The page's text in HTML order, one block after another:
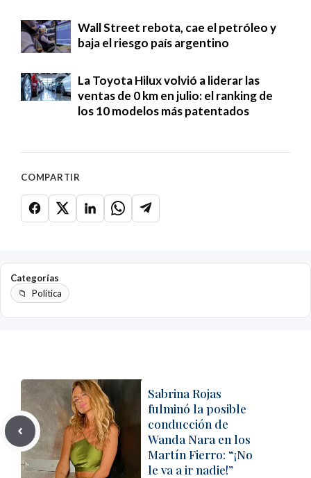
Wall Street rebota, cae el petróleo y
baja el riesgo país argentino
La Toyota Hilux volvió a liderar las
ventas de 0 km en julio: el ranking de
los 10 modelos más patentados
COMPARTIR
Categorías
Política
Sabrina Rojas
fulminó la posible
conducción de
Wanda Nara en los
Martín Fierro: “¡No
le va a ir nadie!”